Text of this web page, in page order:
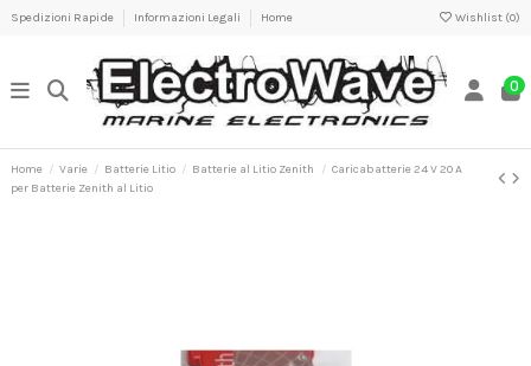
Spedizioni Rapide Informazioni Legali Home Wishlist (0)
0
Home Varie Batterie Litio Batterie al Litio Zenith
Caricabatterie 24 V 20 A
per Batterie Zenith al Litio